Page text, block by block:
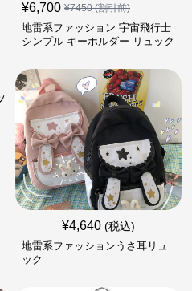
¥6,700 ¥7450(割引前)
地雷系ファッション 宇宙飛行士
シンプル キーホルダー リュック
¥4,640 (税込)
地雷系ファッションうさ耳リュ
ック